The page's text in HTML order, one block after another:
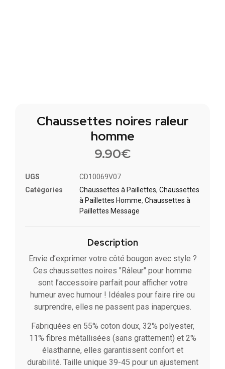
Chaussettes noires raleur
homme
9.90€
UGS
CD10069V07
Catégories
Chaussettes à Paillette​s, Chaussettes
à Paillettes Homme, Chaussettes à
Paillettes Message​
Description
Envie d’exprimer votre côté bougon avec style ?
Ces chaussettes noires "Râleur" pour homme
sont l’accessoire parfait pour afficher votre
humeur avec humour ! Idéales pour faire rire ou
surprendre, elles ne passent pas inaperçues.
Fabriquées en 55% coton doux, 32% polyester,
11% fibres métallisées (sans grattement) et 2%
élasthanne, elles garantissent confort et
durabilité. Taille unique 39-45 pour un ajustement